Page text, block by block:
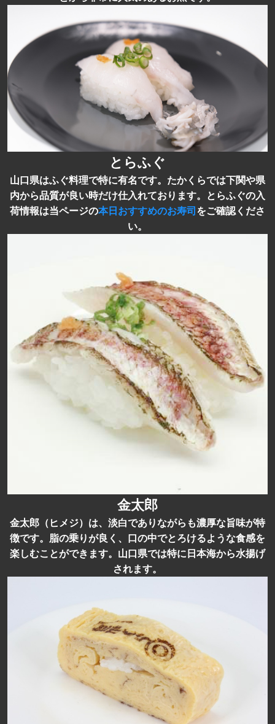
とらふぐ
山口県はふぐ料理で特に有名です。たかくらでは下関や県
内から品質が良い時だけ仕入れております。とらふぐの入
荷情報は当ページの本日おすすめのお寿司 をご確認くださ
い。
金太郎
金太郎（ヒメジ）は、淡白でありながらも濃厚な旨味が特
徴です。脂の乗りが良く、口の中でとろけるような食感を
楽しむことができます。山口県では特に日本海から水揚げ
されます。